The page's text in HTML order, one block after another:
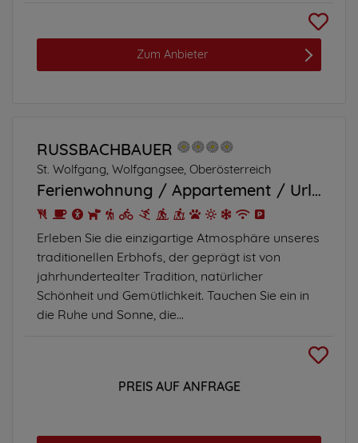
Zum Anbieter
RUSSBACHBAUER
St. Wolfgang, Wolfgangsee, Oberösterreich
Ferienwohnung Appartement Urlaub am Bauernhof
Erleben Sie die einzigartige Atmosphäre unseres
traditionellen Erbhofs, der geprägt ist von
jahrhundertealter Tradition, natürlicher
Schönheit und Gemütlichkeit. Tauchen Sie ein in
die Ruhe und Sonne, die...
PREIS AUF ANFRAGE